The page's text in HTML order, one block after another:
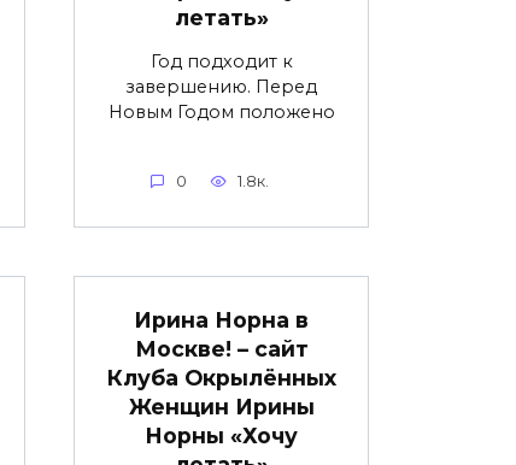
летать»
Год подходит к
завершению. Перед
Новым Годом положено
0 1.8к.
Ирина Норна в
Москве! – сайт
Клуба Окрылённых
Женщин Ирины
Норны «Хочу